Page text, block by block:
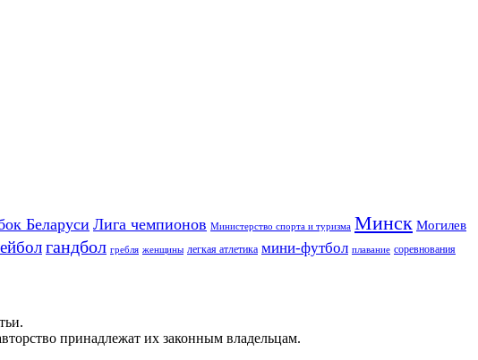
Беларуси Лига чемпионов Министерство спорта и туризма Минск Могилев
гандбол гребля женщины легкая атлетика мини-футбол плавание соревнования
принадлежат их законным владельцам.